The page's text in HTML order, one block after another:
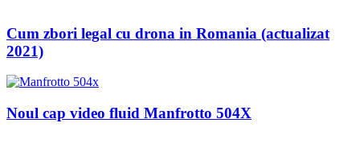
Cum zbori legal cu drona in Romania (actualizat
2021)
Noul cap video fluid Manfrotto 504X